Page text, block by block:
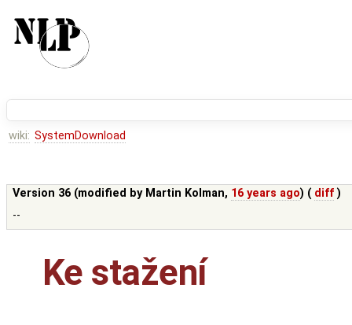
wiki: SystemDownload
Version 36 (modified by Martin Kolman, 16 years ago) ( diff )
--
Ke stažení